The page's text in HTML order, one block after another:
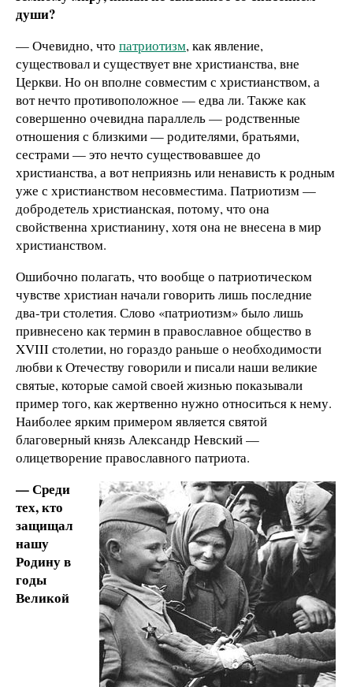
души?
— Очевидно, что патриотизм, как явление,
существовал и существует вне христианства, вне
Церкви. Но он вполне совместим с христианством, а
вот нечто противоположное — едва ли. Также как
совершенно очевидна параллель — родственные
отношения с близкими — родителями, братьями,
сестрами — это нечто существовавшее до
христианства, а вот неприязнь или ненависть к родным
уже с христианством несовместима. Патриотизм —
добродетель христианская, потому, что она
свойственна христианину, хотя она не внесена в мир
христианством.
Ошибочно полагать, что вообще о патриотическом
чувстве христиан начали говорить лишь последние
два-три столетия. Слово «патриотизм» было лишь
привнесено как термин в православное общество в
XVIII столетии, но гораздо раньше о необходимости
любви к Отечеству говорили и писали наши великие
святые, которые самой своей жизнью показывали
пример того, как жертвенно нужно относиться к нему.
Наиболее ярким примером является святой
благоверный князь Александр Невский —
олицетворение православного патриота.
— Среди
тех, кто
защищал
нашу
Родину в
годы
Великой